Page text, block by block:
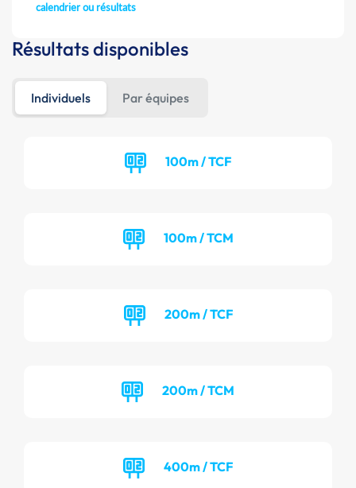
calendrier ou résultats
Résultats disponibles
Individuels Par équipes
100m / TCF
100m / TCM
200m / TCF
200m / TCM
400m / TCF